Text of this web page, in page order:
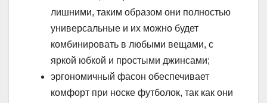
лишними, таким образом они полностью
универсальные и их можно будет
комбинировать в любыми вещами, с
яркой юбкой и простыми джинсами;
эргономичный фасон обеспечивает
комфорт при носке футболок, так как они